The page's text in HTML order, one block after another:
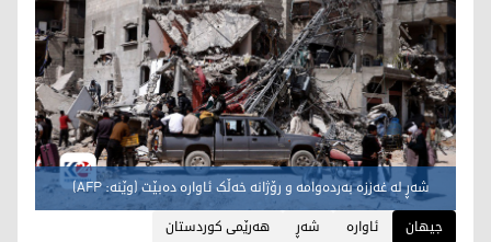
شەڕ لە غەززە بەردەوامە و رۆژانە خەڵک ئاوارە دەبێت (وێنە: AFP)
جیهان
ئاوارە شەڕ هەرێمی کوردستان